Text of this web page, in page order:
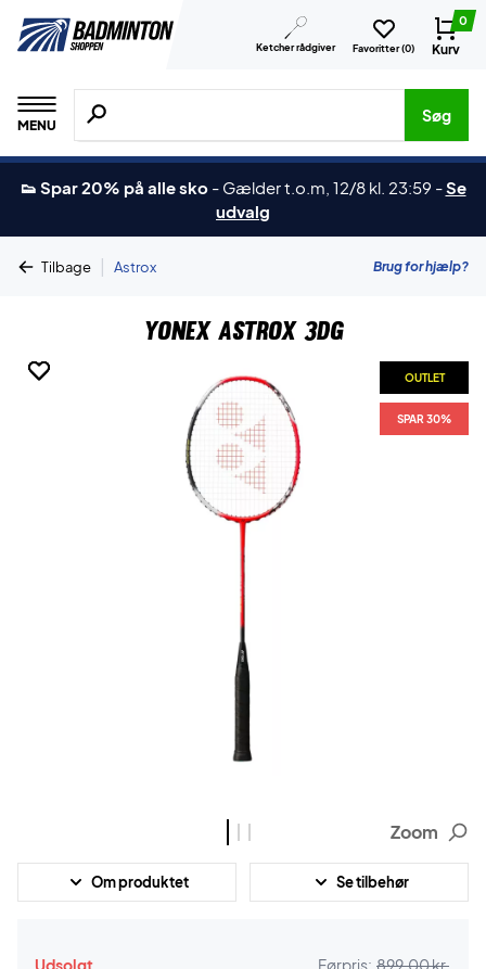
Ketcher rådgiver Favoritter (0)
0
Kurv
MENU
Søg efter produkter, mærker etc.
Søg
👟 Spar 20% på alle sko - Gælder t.o.m, 12/8 kl. 23:59 -Se
udvalg
Tilbage | Astrox Brug for hjælp?
Yonex Astrox 3DG
OUTLET
SPAR 30%
OUTLET
SPAR 30%
OUTLET
SPAR 30%
Zoom
Om produktet Se tilbehør
Udsolgt
Førpris: 899,00 kr.